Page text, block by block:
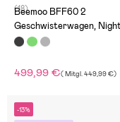
(18)
Beemoo BFF60 2
Geschwisterwagen,
499,99 €(Mitgl. 449,99 €)
-13%